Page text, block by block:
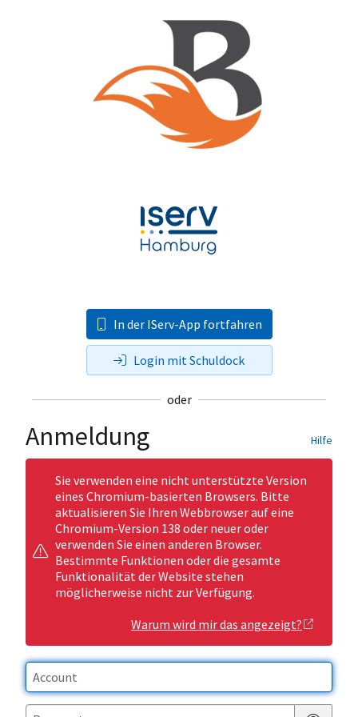
In der IServ-App fortfahren
Login mit Schuldock
oder
Anmeldung Hilfe
Sie verwenden eine nicht unterstützte Version
eines Chromium-basierten Browsers. Bitte
aktualisieren Sie Ihren Webbrowser auf eine
Chromium-Version 138 oder neuer oder
verwenden Sie einen anderen Browser.
Bestimmte Funktionen oder die gesamte
Funktionalität der Website stehen
möglicherweise nicht zur Verfügung.
Warum wird mir das angezeigt?